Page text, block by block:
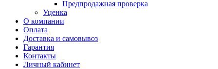
Предпродажная проверка
Уценка
О компании
Оплата
Доставка и самовывоз
Гарантия
Контакты
Личный кабинет